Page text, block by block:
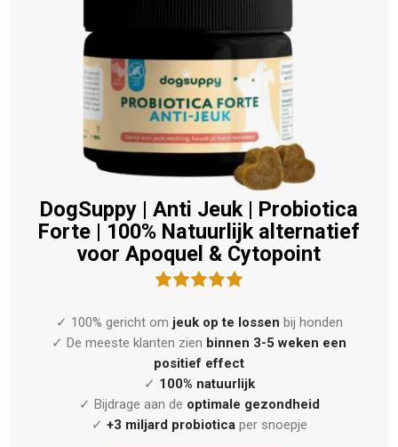
DogSuppy | Anti Jeuk | Probiotica
Forte | 100% Natuurlijk alternatief
voor Apoquel & Cytopoint
✓ 100% gericht om jeuk op te lossen bij honden
✓ De meeste klanten zien binnen 3-5 weken een
positief effect
✓ 100% natuurlijk
✓ Bijdrage aan de optimale gezondheid
✓ +3 miljard probiotica per snoepje